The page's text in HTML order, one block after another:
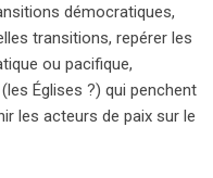
démocratiques,
transitions, repérer les
ou pacifique,
Églises ?) qui penchent
les acteurs de paix sur le